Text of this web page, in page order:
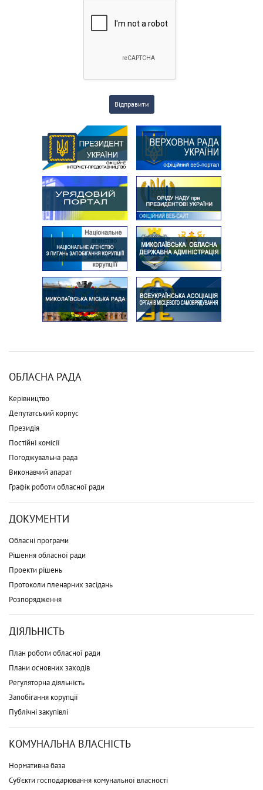
Відправити
ОБЛАСНА РАДА
Керівництво
Депутатський корпус
Президія
Постійні комісії
Погоджувальна рада
Виконавчий апарат
Графік роботи обласної ради
ДОКУМЕНТИ
Обласні програми
Рішення обласної ради
Проекти рішень
Протоколи пленарних засідань
Розпорядження
ДІЯЛЬНІСТЬ
План роботи обласної ради
Плани основних заходів
Регуляторна діяльність
Запобігання корупції
Публічні закупівлі
КОМУНАЛЬНА ВЛАСНІСТЬ
Нормативна база
Суб'єкти господарювання комунальної власності